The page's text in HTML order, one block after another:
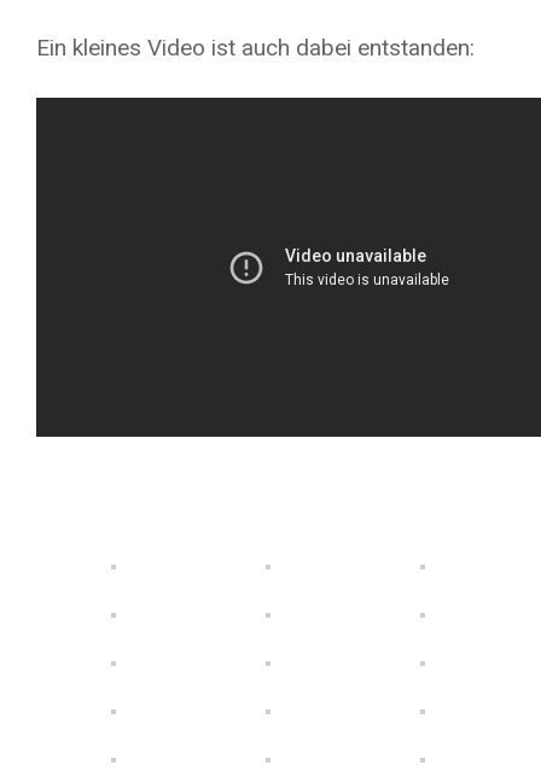
Ein kleines Video ist auch dabei entstanden: